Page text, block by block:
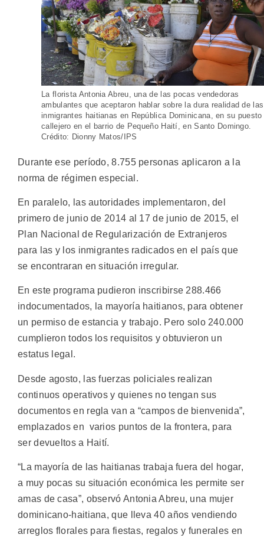
La florista Antonia Abreu, una de las pocas vendedoras
ambulantes que aceptaron hablar sobre la dura realidad de las
inmigrantes haitianas en República Dominicana, en su puesto
callejero en el barrio de Pequeño Haití, en Santo Domingo.
Crédito: Dionny Matos/IPS
Durante ese período, 8.755 personas aplicaron a la
norma de régimen especial.
En paralelo, las autoridades implementaron, del
primero de junio de 2014 al 17 de junio de 2015, el
Plan Nacional de Regularización de Extranjeros
para las y los inmigrantes radicados en el país que
se encontraran en situación irregular.
En este programa pudieron inscribirse 288.466
indocumentados, la mayoría haitianos, para obtener
un permiso de estancia y trabajo. Pero solo 240.000
cumplieron todos los requisitos y obtuvieron un
estatus legal.
Desde agosto, las fuerzas policiales realizan
continuos operativos y quienes no tengan sus
documentos en regla van a “campos de bienvenida”,
emplazados en varios puntos de la frontera, para
ser devueltos a Haití.
“La mayoría de las haitianas trabaja fuera del hogar,
a muy pocas su situación económica les permite ser
amas de casa”, observó Antonia Abreu, una mujer
dominicano-haitiana, que lleva 40 años vendiendo
arreglos florales para fiestas, regalos y funerales en